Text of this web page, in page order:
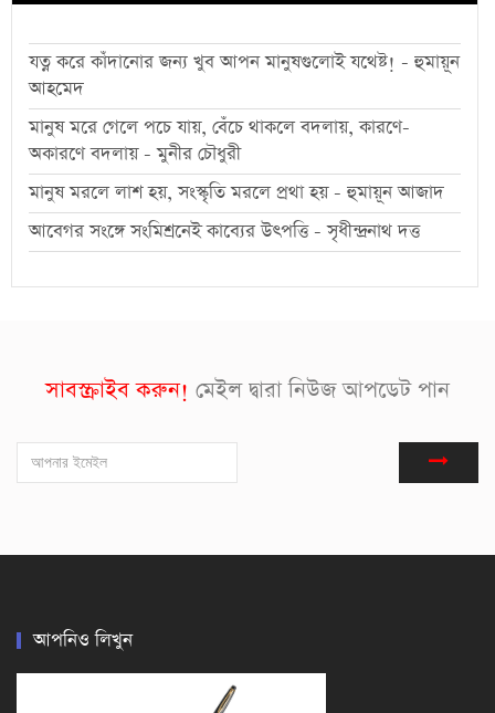
যত্ন করে কাঁদানোর জন্য খুব আপন মানুষগুলোই যথেষ্ট! - হুমায়ূন
আহমেদ
মানুষ মরে গেলে পচে যায়, বেঁচে থাকলে বদলায়, কারণে-
অকারণে বদলায় - মুনীর চৌধুরী
মানুষ মরলে লাশ হয়, সংস্কৃতি মরলে প্রথা হয় - হুমায়ূন আজাদ
আবেগর সংঙ্গে সংমিশ্রনেই কাব্যের উৎপত্তি - সৃধীন্দ্রনাথ দত্ত
সাবস্ক্রাইব করুন! মেইল দ্বারা নিউজ আপডেট পান
আপনিও লিখুন